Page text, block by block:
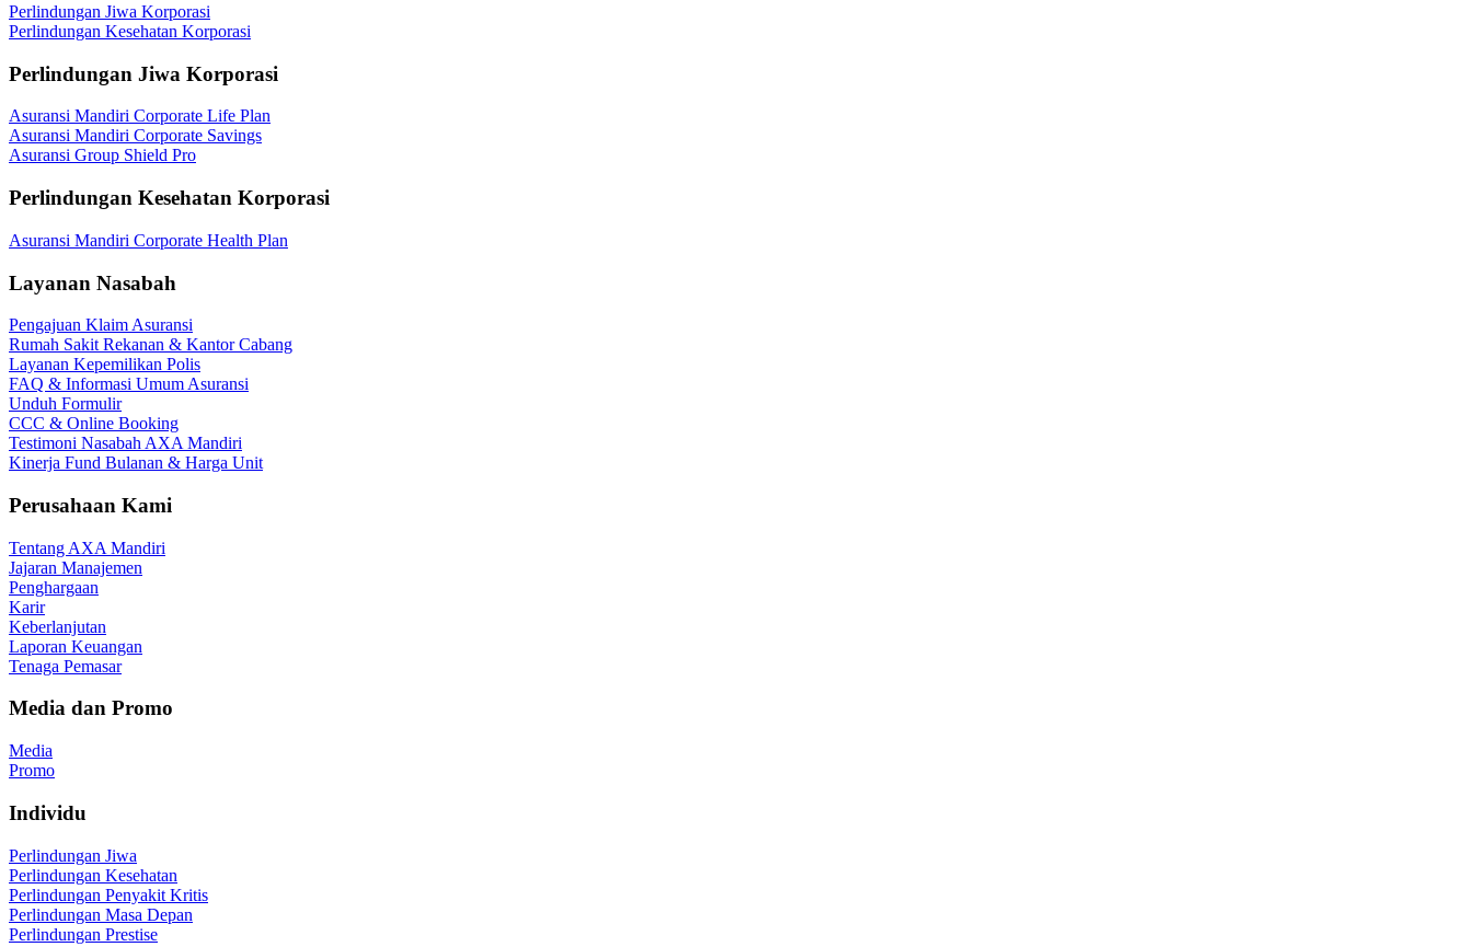
Perlindungan Jiwa Korporasi
Perlindungan Kesehatan Korporasi
Perlindungan Jiwa Korporasi
Asuransi Mandiri Corporate Life Plan
Asuransi Mandiri Corporate Savings
Asuransi Group Shield Pro
Perlindungan Kesehatan Korporasi
Asuransi Mandiri Corporate Health Plan
Layanan Nasabah
Pengajuan Klaim Asuransi
Rumah Sakit Rekanan & Kantor Cabang
Layanan Kepemilikan Polis
FAQ & Informasi Umum Asuransi
Unduh Formulir
CCC & Online Booking
Testimoni Nasabah AXA Mandiri
Kinerja Fund Bulanan & Harga Unit
Perusahaan Kami
Tentang AXA Mandiri
Jajaran Manajemen
Penghargaan
Karir
Keberlanjutan
Laporan Keuangan
Tenaga Pemasar
Media dan Promo
Media
Promo
Individu
Perlindungan Jiwa
Perlindungan Kesehatan
Perlindungan Penyakit Kritis
Perlindungan Masa Depan
Perlindungan Prestise